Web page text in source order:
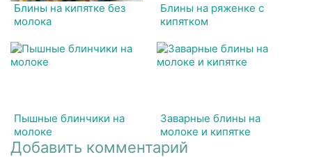
Блины на кипятке без
молока
Блины на ряженке с
кипятком
Пышные блинчики на
молоке
Заварные блины на
молоке и кипятке
Добавить комментарий